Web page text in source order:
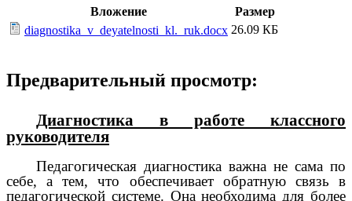
Вложение
Размер
diagnostika_v_deyatelnosti_kl._ruk.docx 26.09 КБ
Предварительный просмотр:
Диагностика в работе классного
руководителя
Педагогическая диагностика важна не сама по
себе, а тем, что обеспечивает обратную связь в
педагогической системе. Она необходима для более